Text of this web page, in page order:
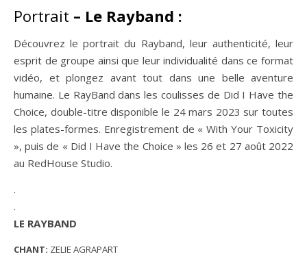
Portrait – Le Rayband :
Découvrez le portrait du Rayband, leur authenticité, leur
esprit de groupe ainsi que leur individualité dans ce format
vidéo, et plongez avant tout dans une belle aventure
humaine. Le RayBand dans les coulisses de Did I Have the
Choice, double-titre disponible le 24 mars 2023 sur toutes
les plates-formes. Enregistrement de « With Your Toxicity
», puis de « Did I Have the Choice » les 26 et 27 août 2022
au RedHouse Studio.
.
.
LE RAYBAND
CHANT: ZELIE AGRAPART